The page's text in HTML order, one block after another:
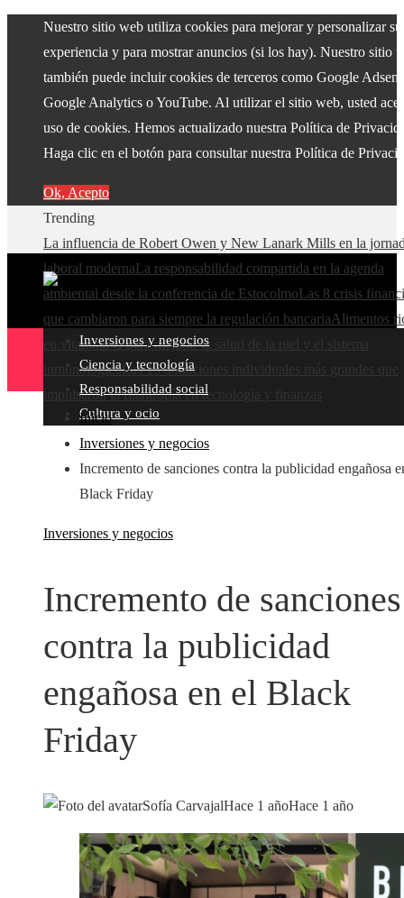
Nuestro sitio web utiliza cookies para mejorar y personalizar su
experiencia y para mostrar anuncios (si los hay). Nuestro sitio
también puede incluir cookies de terceros como Google
Google Analytics o YouTube. Al utilizar el sitio web, usted
uso de cookies. Hemos actualizado nuestra Política de
Haga clic en el botón para consultar nuestra Política de
Ok, Acepto
Trending
La influencia de Robert Owen y New Lanark Mills en la
laboral modernaLa responsabilidad compartida en la agenda
ambiental desde la conferencia de EstocolmoLas 8 crisis
que cambiaron para siempre la regulación bancariaAlimentos
en vitamina C para mejorar la salud de la piel y el sistema
inmunológicoLas 15 donaciones individuales más grandes que
impulsaron la filantropía en tecnología y finanzas
Inversiones y negocios
Ciencia y tecnología
Responsabilidad social
Cultura y ocio
Inicio
Inversiones y negocios
Incremento de sanciones contra la publicidad engañosa
Black Friday
Inversiones y negocios
Incremento de sanciones
contra la publicidad
engañosa en el Black
Friday
Sofía CarvajalHace 1 añoHace 1 año